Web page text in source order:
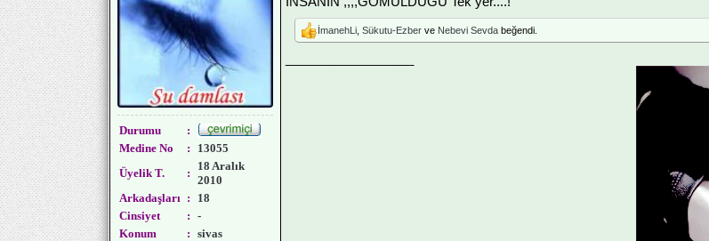
Durumu
:
Medine No
:
13055
Üyelik T.
:
18 Aralık
2010
Arkadaşları :
18
Cinsiyet
: -
Konum
: sivas
İmanehLi Sükutu-Ezber ve Nebevi Sevda beğendi.